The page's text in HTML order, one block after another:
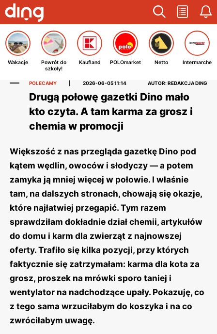
Wakacje
Powrót do
szkoły!
Kaufland POLOmarket Netto Intermarche
POLECAMY 2026-06-05 11:14 AUTOR: REDAKCJA DING
Drugą połowę gazetki Dino mało
kto czyta. A tam karma za grosz i
chemia w promocji
Większość z nas przegląda gazetkę Dino pod
kątem wędlin, owoców i słodyczy — a potem
zamyka ją mniej więcej w połowie. I właśnie
tam, na dalszych stronach, chowają się okazje,
które najłatwiej przegapić. Tym razem
sprawdziłam dokładnie dział chemii, artykułów
do domu i karm dla zwierząt z najnowszej
oferty. Trafiło się kilka pozycji, przy których
faktycznie się zatrzymałam: karma dla kota za
grosz, proszek na mrówki sporo taniej i
wentylator na nadchodzące upały. Pokazuję, co
z tego sama wrzuciłabym do koszyka i na co
zwróciłabym uwagę.